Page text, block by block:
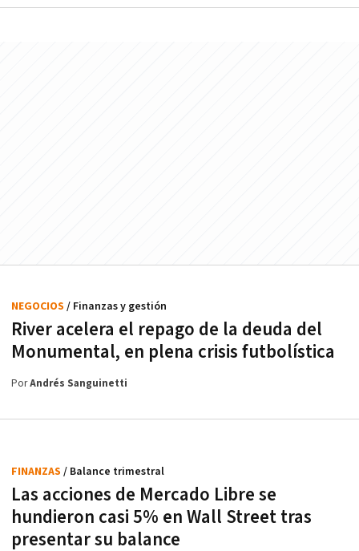
River acelera el repago de la deuda del
Monumental, en plena crisis futbolística
NEGOCIOS / Finanzas y gestión
PorAndrés Sanguinetti
Las acciones de Mercado Libre se
hundieron casi 5% en Wall Street tras
presentar su balance
FINANZAS / Balance trimestral